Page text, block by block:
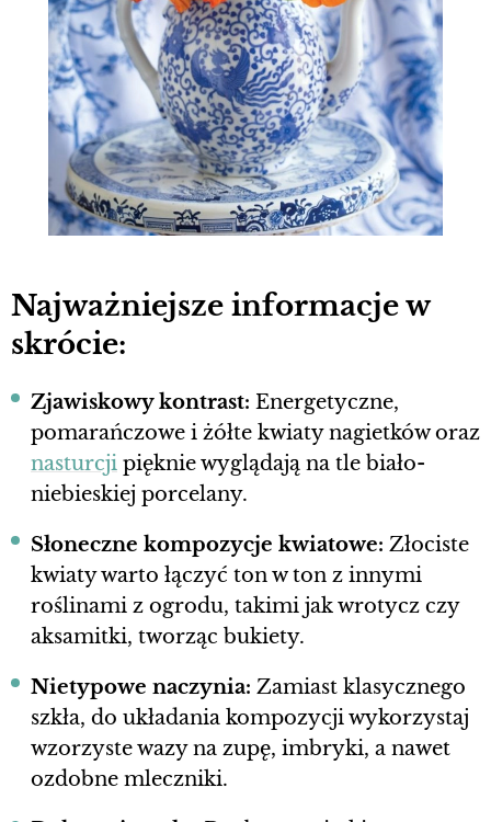
Najważniejsze informacje w
skrócie:
Zjawiskowy kontrast: Energetyczne,
pomarańczowe i żółte kwiaty nagietków oraz
nasturcji pięknie wyglądają na tle biało-
niebieskiej porcelany.
Słoneczne kompozycje kwiatowe: Złociste
kwiaty warto łączyć ton w ton z innymi
roślinami z ogrodu, takimi jak wrotycz czy
aksamitki, tworząc bukiety.
Nietypowe naczynia: Zamiast klasycznego
szkła, do układania kompozycji wykorzystaj
wzorzyste wazy na zupę, imbryki, a nawet
ozdobne mleczniki.